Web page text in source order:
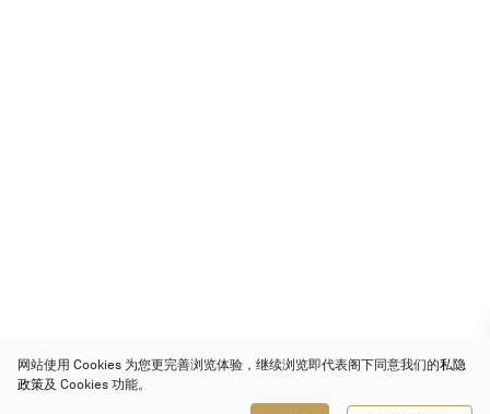
网站使用 Cookies 为您更完善浏览体验，继续浏览即代表阁下同意我们的私隐
政策及 Cookies 功能。